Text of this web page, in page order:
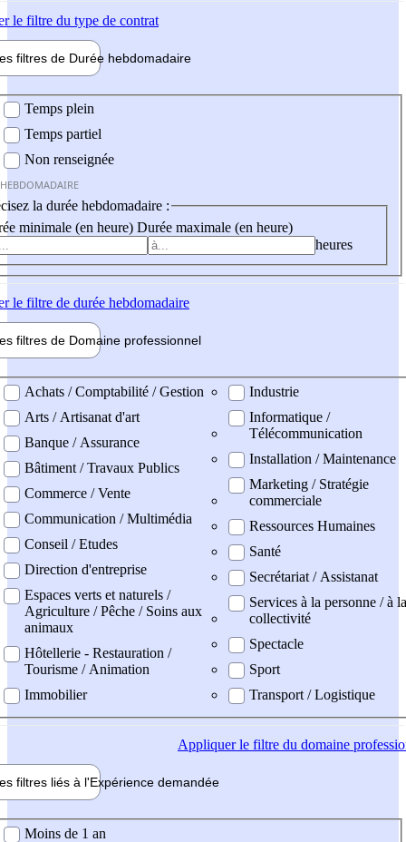
le filtre du type de contrat
filtres de Durée hebdomadaire
Temps plein
Temps partiel
Non renseignée
la durée hebdomadaire :
minimale (en heure) Durée maximale (en heure)
heures
le filtre de durée hebdomadaire
filtres de Domaine professionnel
professionel
Achats / Comptabilité / Gestion
Arts / Artisanat d'art
Banque / Assurance
Bâtiment / Travaux Publics
Commerce / Vente
Communication / Multimédia
Conseil / Etudes
Direction d'entreprise
Espaces verts et naturels /
Agriculture / Pêche / Soins aux
animaux
Hôtellerie - Restauration /
Tourisme / Animation
Immobilier
Industrie
Informatique /
Télécommunication
Installation / Maintenance
Marketing / Stratégie
commerciale
Ressources Humaines
Santé
Secrétariat / Assistanat
Services à la personne / à la
collectivité
Spectacle
Sport
Transport / Logistique
Appliquerle filtre du domaine
filtres liés à l'Expérience demandée
demandée
Moins de 1 an